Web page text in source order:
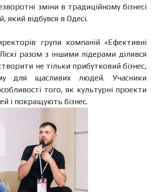
зміни в традиційному бізнесі
який відбувся в Одесі.
групи компаній «Ефективні
Ліскі разом з іншими лідерами ділився
не тільки прибутковий бізнес,
для щасливих людей. Учасники
того, як культурні проекти
і покращують бізнес.